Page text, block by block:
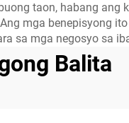
taon, habang
mga benepisyong
sa mga negosyo sa
Balita